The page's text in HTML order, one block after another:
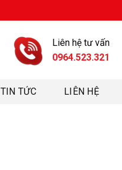
Liên hệ tư vấn
0964.523.321
TIN TỨC LIÊN HỆ